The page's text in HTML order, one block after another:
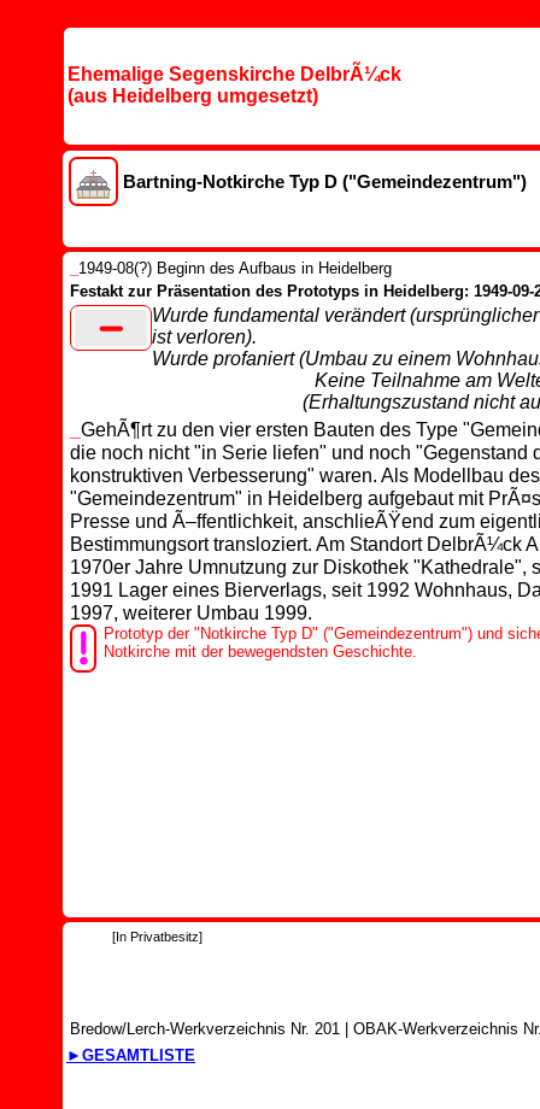
Ehemalige Segenskirche DelbrÃ¼ck
(aus Heidelberg umgesetzt)
Bartning-Notkirche Typ D ("Gemeindezentrum")
1949-08(?) Beginn des Aufbaus in Heidelberg
Festakt zur Präsentation des Prototyps in Heidelberg: 1949-09-
Wurde fundamental verändert
ist verloren).
Wurde profaniert (Umbau zu einem
Keine Teilnahme am
(Erhaltungszustand nicht
GehÃ¶rt zu den vier ersten Bauten des Type
die noch nicht "in Serie liefen" und noch "Gegenstand
konstruktiven Verbesserung" waren. Als Modellbau
"Gemeindezentrum" in Heidelberg aufgebaut mit
Presse und Ã–ffentlichkeit, anschlieÃŸend zum
Bestimmungsort transloziert. Am Standort DelbrÃ¼ck
1970er Jahre Umnutzung zur Diskothek "Kathedrale",
1991 Lager eines Bierverlags, seit 1992 Wohnhaus,
1997, weiterer Umbau 1999.
Prototyp der "Notkirche Typ D" ("Gemeindezentrum") und
Notkirche mit der bewegendsten Geschichte.
[In Privatbesitz]
Bredow/Lerch-Werkverzeichnis Nr. 201
OBAK-Werkverzeichnis
►GESAMTLISTE